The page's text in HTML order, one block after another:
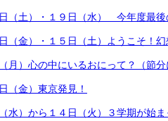
（土）・１９日（水） 今年度最後
金）・１５日（土）ようこそ！幻
）心の中にいるおにって？（節分
（金）東京発見！
）から１４日（火）３学期が始ま